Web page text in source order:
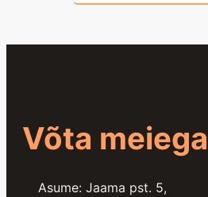
Võta
Asume: Jaama pst. 5,